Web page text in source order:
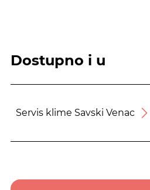
Dostupno i u
Servis klime Savski Venac